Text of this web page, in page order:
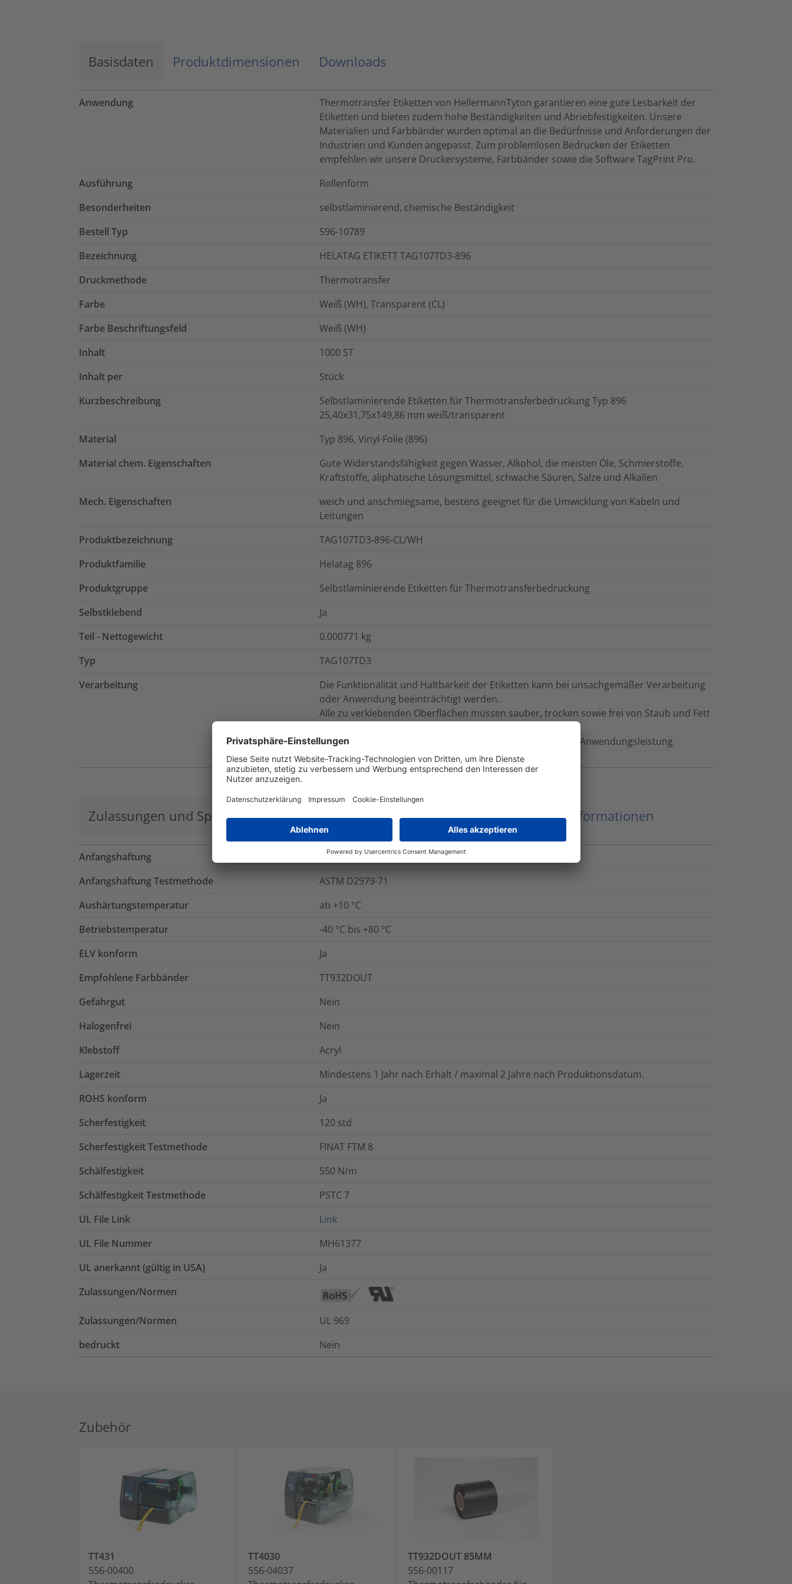
Akzeptieren
Basisdaten Produktdimensionen Downloads
Anwendung
Thermotransfer Etiketten von HellermannTyton garantieren eine gute Lesbarkeit der
Etiketten und bieten zudem hohe Beständigkeiten und Abriebfestigkeiten. Unsere
Materialien und Farbbänder wurden optimal an die Bedürfnisse und Anforderungen der
Industrien und Kunden angepasst. Zum problemlosen Bedrucken der Etiketten
empfehlen wir unsere Druckersysteme, Farbbänder sowie die Software TagPrint Pro.
Ausführung
Rollenform
Besonderheiten
selbstlaminierend, chemische Beständigkeit
Bestell Typ
596-10789
Bezeichnung
HELATAG ETIKETT TAG107TD3-896
Druckmethode
Thermotransfer
Farbe
Weiß (WH), Transparent (CL)
Farbe Beschriftungsfeld
Weiß (WH)
Inhalt
1000 ST
Inhalt per
Stück
Kurzbeschreibung
Selbstlaminierende Etiketten für Thermotransferbedruckung Typ 896
25,40x31,75x149,86 mm weiß/transparent
Material
Typ 896, Vinyl-Folie (896)
Material chem. Eigenschaften
Gute Widerstandsfähigkeit gegen Wasser, Alkohol, die meisten Öle, Schmierstoffe,
Kraftstoffe, aliphatische Lösungsmittel, schwache Säuren, Salze und Alkalien
Mech. Eigenschaften
weich und anschmiegsame, bestens geeignet für die Umwicklung von Kabeln und
Leitungen
Produktbezeichnung
TAG107TD3-896-CL/WH
Produktfamilie
Helatag 896
Produktgruppe
Selbstlaminierende Etiketten für Thermotransferbedruckung
Selbstklebend
Ja
Teil - Nettogewicht
0.000771 kg
Typ
TAG107TD3
Verarbeitung
Die Funktionalität und Haltbarkeit der Etiketten kann bei unsachgemäßer Verarbeitung
oder Anwendung beeinträchtigt werden.
Alle zu verklebenden Oberflächen müssen sauber, trocken sowie frei von Staub und Fett
Berühren Sie nicht die Klebefläche des Etiketts, da dies die Anwendungsleistung
beeinträchtigen kann.
Zulassungen und Spezifikationen Logistik und Verpackungsdaten Weitere Informationen
Anfangshaftung 110g/cm²
Anfangshaftung Testmethode
ASTM D2979-71
Aushärtungstemperatur
ab +10 °C
Betriebstemperatur
-40 °C bis +80 °C
ELV konform
Ja
Empfohlene Farbbänder
TT932DOUT
Gefahrgut
Nein
Halogenfrei
Nein
Klebstoff
Acryl
Lagerzeit
Mindestens 1 Jahr nach Erhalt / maximal 2 Jahre nach Produktionsdatum.
ROHS konform
Ja
Scherfestigkeit
120 std
Scherfestigkeit Testmethode
FINAT FTM 8
Schälfestigkeit
550 N/m
Schälfestigkeit Testmethode
PSTC 7
UL File Link
Link
UL File Nummer
MH61377
UL anerkannt (gültig in USA)
Ja
Zulassungen/Normen
Zulassungen/Normen
UL 969
bedruckt
Nein
Zubehör
TT431
556-00400
TT4030
556-04037
TT932DOUT 85MM
556-00117